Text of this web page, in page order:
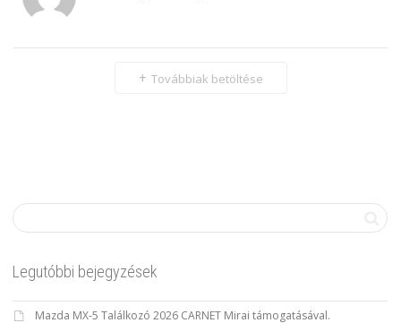
Továbbiak betöltése
Legutóbbi bejegyzések
Mazda MX-5 Találkozó 2026 CARNET Mirai támogatásával.